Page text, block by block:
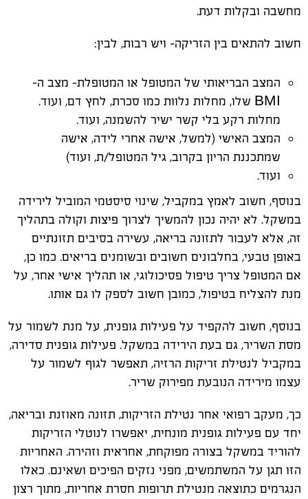
מחשבה ובקלות דעת.
חשוב להתאים בין הזריקה- ויש רבות, לבין:
המצב הבריאותי של המטופל או המטופלת- מצב ה-
BMI שלו, מחלות נלוות כמו סכרת, לחץ דם, ועוד.
מחלות רקע בלי קשר ישיר להשמנה, ועוד.
המצב האישי (למשל, אישה אחרי לידה, אישה
שמתכננת הריון בקרוב, גיל המטופל/ת, ועוד)
ועוד.
בנוסף, חשוב לאמץ במקביל, שינוי סיסטמי המוביל לירידה
במשקל. לא יהיה נכון להמשיך לצרוך פיצות וקולה בתהליך
זה, אלא לעבור לתזונה בריאה, עשירה בסיבים תזונתיים
באופן טבעי, בחלבונים חשובים ובשומנים בריאים. כמו כן,
אם המטופל צריך טיפול פסיכולוגי, או תהליך אישי אחר, על
מנת להצליח בטיפול, כמובן חשוב לספק לו גם אותו.
בנוסף, חשוב להקפיד על פעילות גופנית, על מנת לשמור על
מסת השריר, גם בעת הירידה במשקל. פעילות גופנית סדירה,
במקביל לנטילת זריקות הרזיה, תאפשר לגוף לשמור על
עצמו מירידה הנובעת מפירוק שריר.
כך, מעקב רפואי אחר נטילת הזריקות, תזונה מאוזנת ובריאה,
יחד עם פעילות גופנית מונחית, יאפשרו לנוטלי הזריקות
להוריד במשקל בצורה מפוקחת, אחראית וזהירה. האחריות
הזו תגן על המשתמשים, מפני נזקים הפיכים ושאינם. כאלו
הנגרמים כתוצאה מנטילת תרופות חסרת אחריות, מתוך רצון